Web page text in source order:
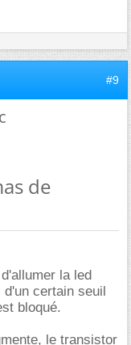
#9
de
la led
certain seuil
bloqué.
le transistor